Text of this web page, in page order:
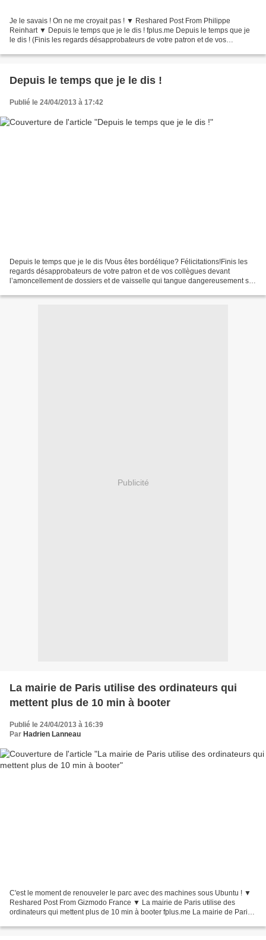
Je le savais ! On ne me croyait pas ! ▼ Reshared Post From Philippe
Reinhart ▼ Depuis le temps que je le dis ! fplus.me Depuis le temps que je
le dis ! (Finis les regards désapprobateurs de votre patron et de vos
Depuis le temps que je le dis !
Publié le 24/04/2013 à 17:42
Depuis le temps que je le dis !Vous êtes bordélique? Félicitations!Finis les
regards désapprobateurs de votre patron et de vos collègues devant
l’amoncellement de dossiers et de vaisselle qui tangue dangereusement sur
Publicité
La mairie de Paris utilise des ordinateurs qui
mettent plus de 10 min à booter
Publié le 24/04/2013 à 16:39
Par Hadrien Lanneau
C'est le moment de renouveler le parc avec des machines sous Ubuntu ! ▼
Reshared Post From Gizmodo France ▼ La mairie de Paris utilise des
ordinateurs qui mettent plus de 10 min à booter fplus.me La mairie de Paris